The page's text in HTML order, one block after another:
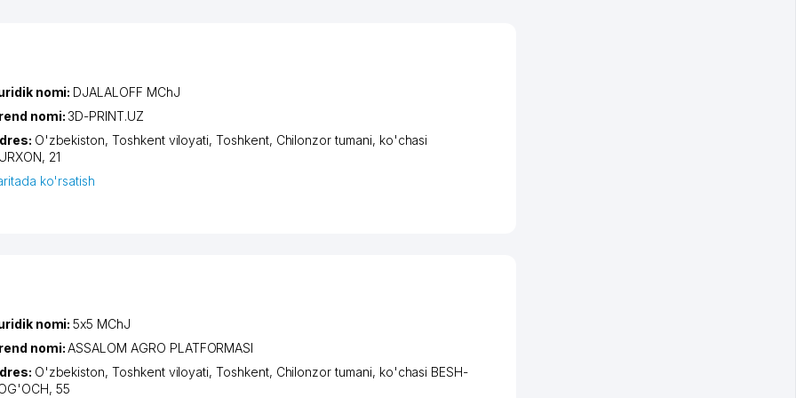
nomi: DJALALOFF MChJ
nomi: 3D-PRINT.UZ
O'zbekiston,Toshkent viloyati,Toshkent, Chilonzor tumani, ko'chasi
, 21
ko'rsatish
nomi:5х5 MChJ
nomi:ASSALOM AGRO PLATFORMASI
O'zbekiston,Toshkent viloyati,Toshkent, Chilonzor tumani, ko'chasi BESH-
, 55